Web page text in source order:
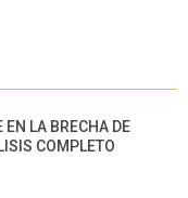
EN LA BRECHA DE
COMPLETO